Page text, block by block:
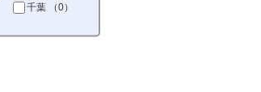
千葉 （0）